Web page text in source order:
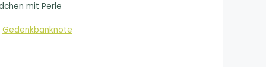
mit Perle
Gedenkbanknote